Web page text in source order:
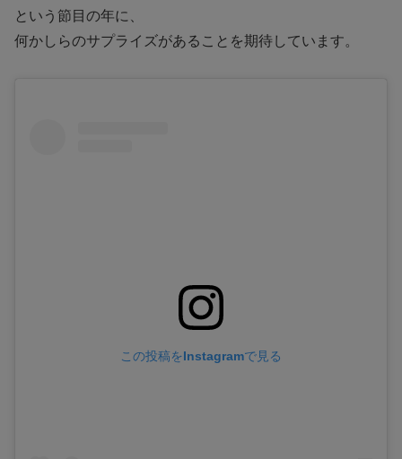
という節目の年に、
何かしらのサプライズがあることを期待しています。
この投稿をInstagramで見る